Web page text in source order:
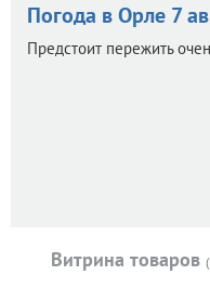
Погода в Орле 7
Предстоит пережить
Витрина товаров